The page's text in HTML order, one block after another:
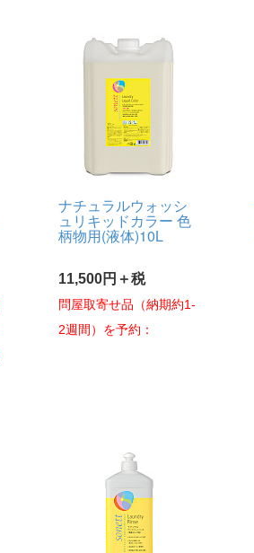
ナチュラルウォッシ
ュリキッドカラー 色
柄物用(液体)10L
11,500円＋税
問屋取寄せ品（納期約1-
2週間）を予約：